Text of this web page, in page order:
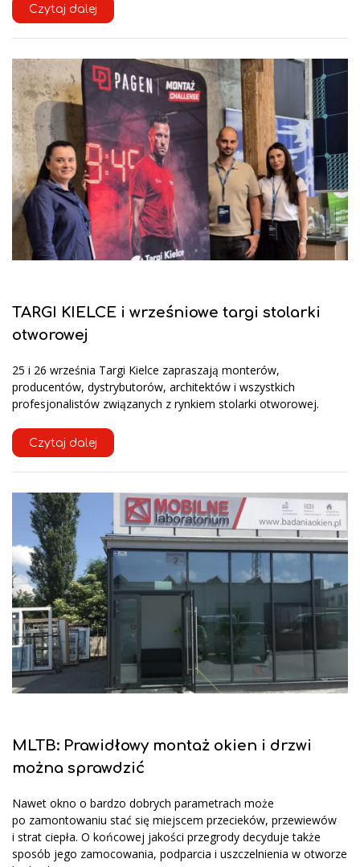
Czytaj dalej
TARGI KIELCE i wrześniowe targi stolarki
otworowej
25 i 26 września Targi Kielce zapraszają monterów,
producentów, dystrybutorów, architektów i wszystkich
profesjonalistów związanych z rynkiem stolarki otworowej.
Czytaj dalej
MLTB: Prawidłowy montaż okien i drzwi
można sprawdzić
Nawet okno o bardzo dobrych parametrach może
po zamontowaniu stać się miejscem przecieków, przewiewów
i strat ciepła. O końcowej jakości przegrody decyduje także
sposób jego zamocowania, podparcia i uszczelnienia w otworze